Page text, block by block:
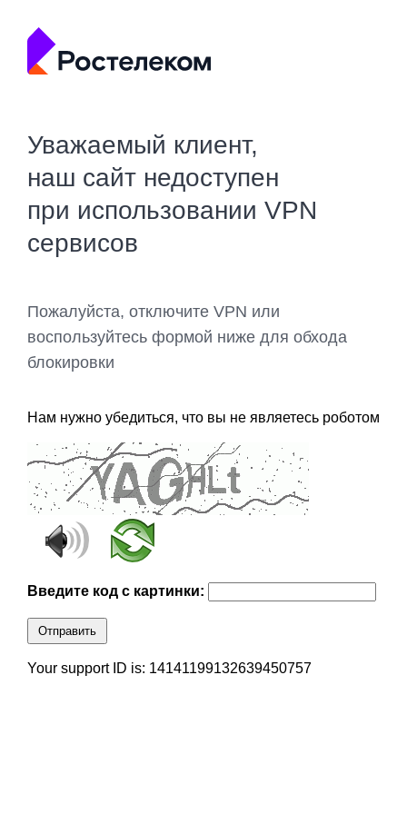
Уважаемый клиент,
наш сайт недоступен
при использовании VPN
сервисов
Пожалуйста, отключите VPN или
воспользуйтесь формой ниже для обхода
блокировки
Нам нужно убедиться, что вы не являетесь роботом
Введите код с картинки:
Отправить
Your support ID is: 14141199132639450757